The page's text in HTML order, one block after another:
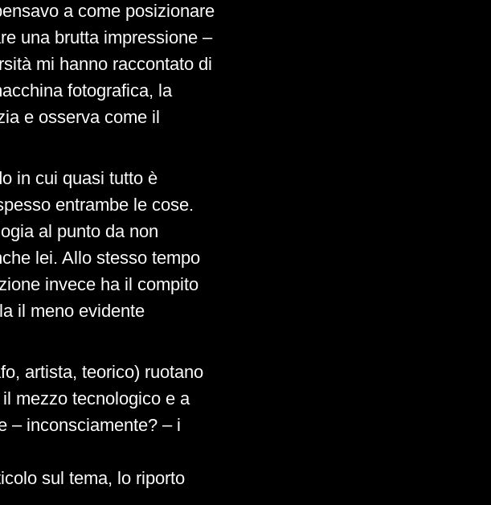
a come posizionare
una brutta impressione –
mi hanno raccontato di
fotografica, la
e osserva come il
in cui quasi tutto è
entrambe le cose.
al punto da non
lei. Allo stesso tempo
invece ha il compito
il meno evidente
artista, teorico) ruotano
mezzo tecnologico e a
– inconsciamente? – i
sul tema, lo riporto